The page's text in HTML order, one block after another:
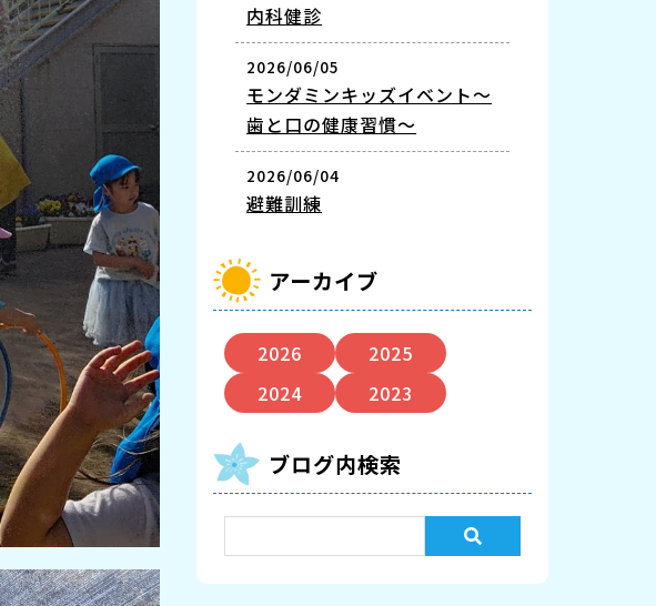
内科健診
2026/06/05
モンダミンキッズイベント～
歯と口の健康習慣～
2026/06/04
避難訓練
アーカイブ
2026
2025
2024
2023
ブログ内検索